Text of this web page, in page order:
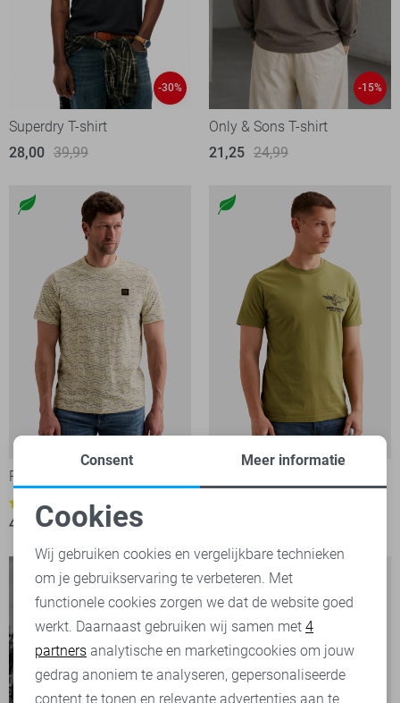
-30%
Superdry T-shirt
28,00 39,99
-15%
Only & Sons T-shirt
21,25 24,99
PME legend T-shirt
49,99 Noodzakelijke cookies
Personalisatie cookies
Analytische cookies
Marketing cookies
Consent Meer informatie
Cookies
Wij gebruiken cookies en vergelijkbare technieken
om je gebruikservaring te verbeteren. Met
functionele cookies zorgen we dat de website goed
werkt. Daarnaast gebruiken wij samen met 4
partners analytische en marketingcookies om jouw
gedrag anoniem te analyseren, gepersonaliseerde
content te tonen en relevante advertenties aan te